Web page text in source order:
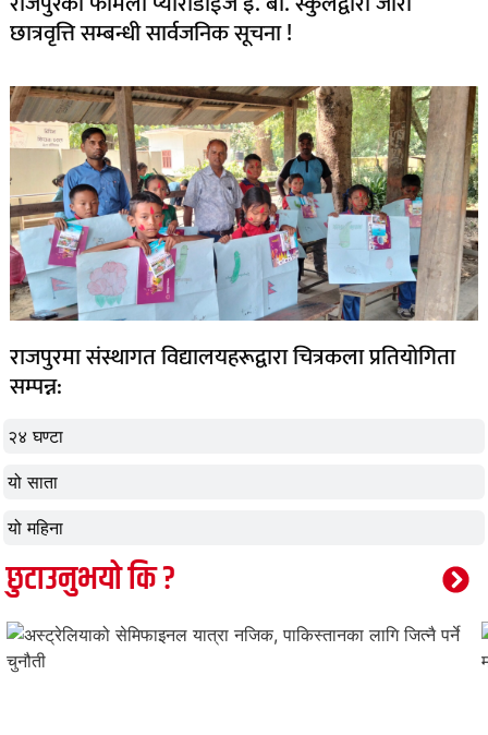
२४ घण्टा
यो साता
यो महिना
छात्रवृत्ति सम्बन्धी सार्वजनिक सूचना !
राजपुरमा संस्थागत विद्यालयहरूद्वारा चित्रकला प्रतियोगिता
सम्पन्न:
छुटाउनुभयो कि ?